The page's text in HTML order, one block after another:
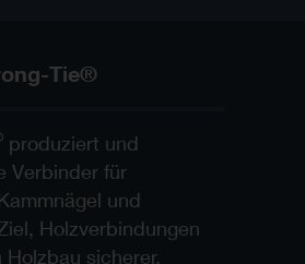
Tie®
produziert und
Verbinder für
und
Holzverbindungen
sicherer,